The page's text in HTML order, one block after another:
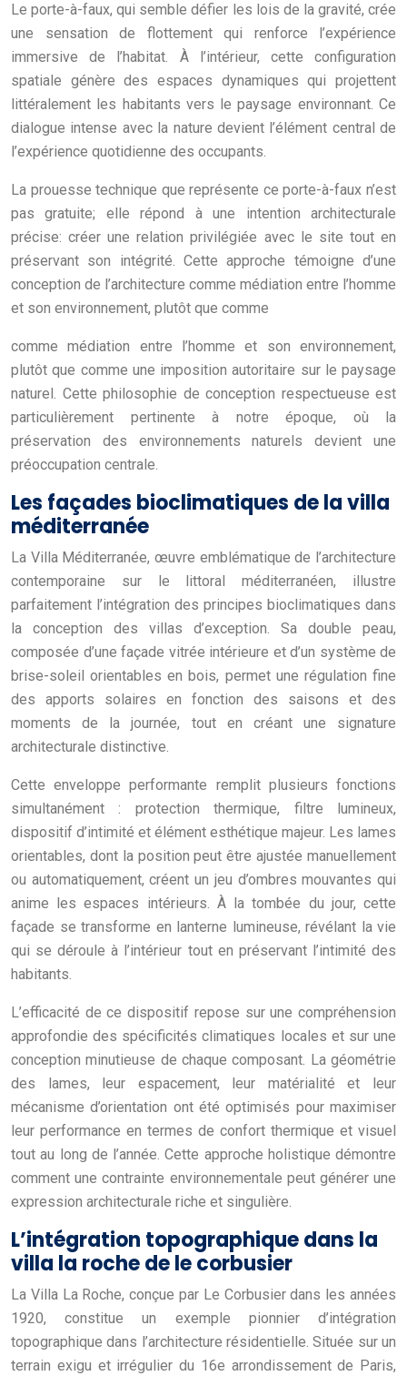
Le porte-à-faux, qui semble défier les lois de la gravité, crée
une sensation de flottement qui renforce l’expérience
immersive de l’habitat. À l’intérieur, cette configuration
spatiale génère des espaces dynamiques qui projettent
littéralement les habitants vers le paysage environnant. Ce
dialogue intense avec la nature devient l’élément central de
l’expérience quotidienne des occupants.
La prouesse technique que représente ce porte-à-faux n’est
pas gratuite; elle répond à une intention architecturale
précise: créer une relation privilégiée avec le site tout en
préservant son intégrité. Cette approche témoigne d’une
conception de l’architecture comme médiation entre l’homme
et son environnement, plutôt que comme
comme médiation entre l’homme et son environnement,
plutôt que comme une imposition autoritaire sur le paysage
naturel. Cette philosophie de conception respectueuse est
particulièrement pertinente à notre époque, où la
préservation des environnements naturels devient une
préoccupation centrale.
Les façades bioclimatiques de la villa
méditerranée
La Villa Méditerranée, œuvre emblématique de l’architecture
contemporaine sur le littoral méditerranéen, illustre
parfaitement l’intégration des principes bioclimatiques dans
la conception des villas d’exception. Sa double peau,
composée d’une façade vitrée intérieure et d’un système de
brise-soleil orientables en bois, permet une régulation fine
des apports solaires en fonction des saisons et des
moments de la journée, tout en créant une signature
architecturale distinctive.
Cette enveloppe performante remplit plusieurs fonctions
simultanément : protection thermique, filtre lumineux,
dispositif d’intimité et élément esthétique majeur. Les lames
orientables, dont la position peut être ajustée manuellement
ou automatiquement, créent un jeu d’ombres mouvantes qui
anime les espaces intérieurs. À la tombée du jour, cette
façade se transforme en lanterne lumineuse, révélant la vie
qui se déroule à l’intérieur tout en préservant l’intimité des
habitants.
L’efficacité de ce dispositif repose sur une compréhension
approfondie des spécificités climatiques locales et sur une
conception minutieuse de chaque composant. La géométrie
des lames, leur espacement, leur matérialité et leur
mécanisme d’orientation ont été optimisés pour maximiser
leur performance en termes de confort thermique et visuel
tout au long de l’année. Cette approche holistique démontre
comment une contrainte environnementale peut générer une
expression architecturale riche et singulière.
L’intégration topographique dans la
villa la roche de le corbusier
La Villa La Roche, conçue par Le Corbusier dans les années
1920, constitue un exemple pionnier d’intégration
topographique dans l’architecture résidentielle. Située sur un
terrain exigu et irrégulier du 16e arrondissement de Paris,